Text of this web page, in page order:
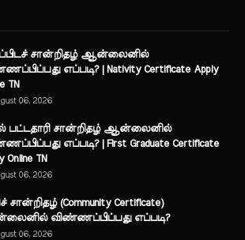
சான்றிதழ் ஆன்லைனில்
எப்படி? | Nativity Certificate Apply
TN
06, 2026
பட்டதாரி சான்றிதழ் ஆன்லைனில்
எப்படி? | First Graduate Certificate
Online TN
06, 2026
சான்றிதழ் (Community Certificate)
விண்ணப்பிப்பது எப்படி?
06, 2026